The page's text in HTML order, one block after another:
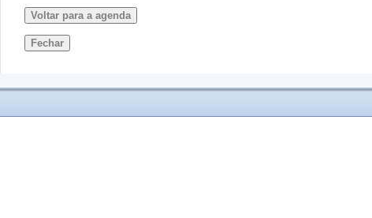
Voltar para a agenda
Fechar